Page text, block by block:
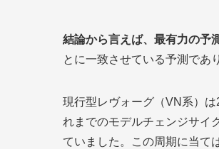
結論から言えば、最有力の予
とに一致させている予測であ
現行型レヴォーグ（VN系）
れまでのモデルチェンジサイ
ていました。この周期に当て